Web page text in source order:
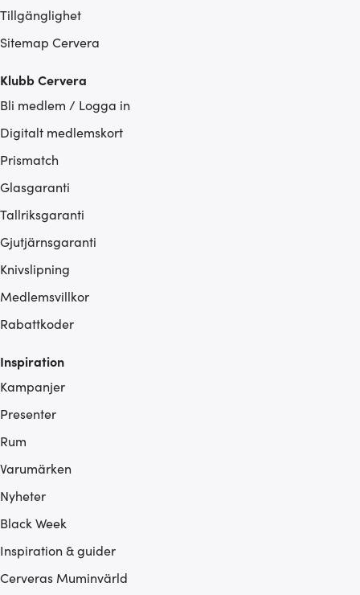
Tillgänglighet
Sitemap Cervera
Klubb Cervera
Bli medlem / Logga in
Digitalt medlemskort
Prismatch
Glasgaranti
Tallriksgaranti
Gjutjärnsgaranti
Knivslipning
Medlemsvillkor
Rabattkoder
Inspiration
Kampanjer
Presenter
Rum
Varumärken
Nyheter
Black Week
Inspiration & guider
Cerveras Muminvärld